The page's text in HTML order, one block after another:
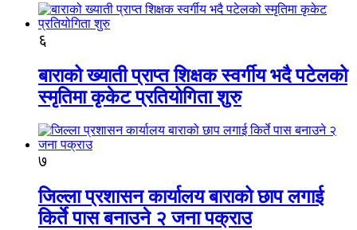
६
बाराको ख्याती प्राप्त शिक्षक स्वर्गीय भदै पटेलको
स्मृतिमा कृकेट प्रतियोगिता शुरु
७
जिल्ला प्रशासन कार्यालय बाराको छाप लगाई
किर्ते पास बनाउने २ जना पक्राउ